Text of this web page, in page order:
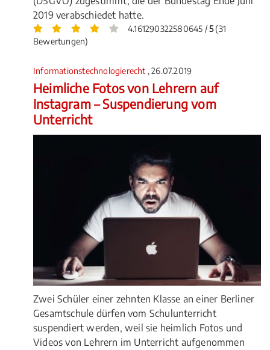
2019 verabschiedet hatte.
4.161290322580645 /5(31
Bewertungen)
Informationstechnologierecht , 26.07.2019
Heimliche Fotos von Lehrern auf
Instagram – Suspendierung vom
Unterricht
Zwei Schüler einer zehnten Klasse an einer Berliner
Gesamtschule dürfen vom Schulunterricht
suspendiert werden, weil sie heimlich Fotos und
Videos von Lehrern im Unterricht aufgenommen